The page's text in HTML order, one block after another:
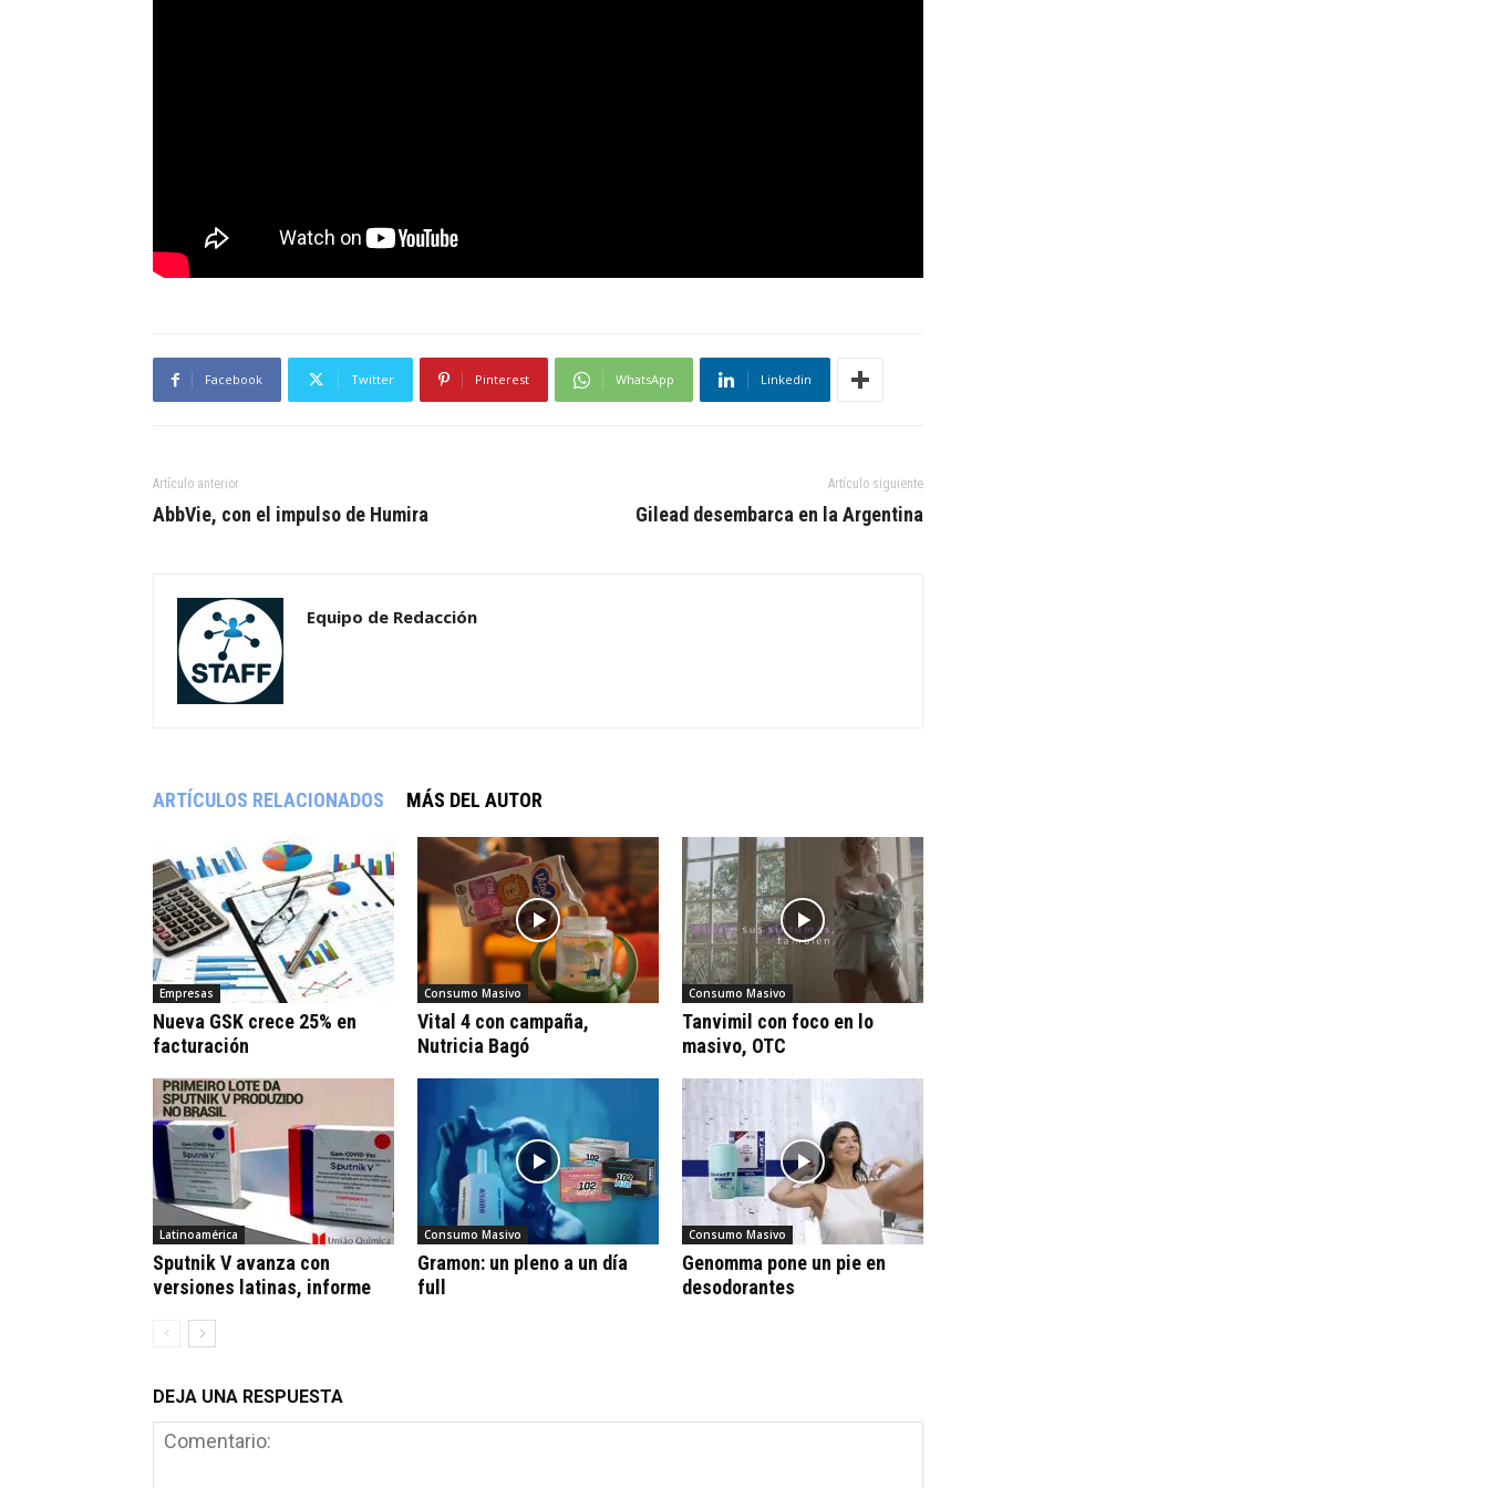
Facebook Twitter Pinterest WhatsApp Linkedin
Artículo anterior
AbbVie, con el impulso de Humira
Artículo siguiente
Gilead desembarca en la Argentina
Equipo de Redacción
ARTÍCULOS RELACIONADOS MÁS DEL AUTOR
Empresas
Nueva GSK crece 25% en
facturación
Consumo Masivo
Vital 4 con campaña,
Nutricia Bagó
Consumo Masivo
Tanvimil con foco en lo
masivo, OTC
Latinoamérica
Sputnik V avanza con
versiones latinas, informe
Consumo Masivo
Gramon: un pleno a un día
full
Consumo Masivo
Genomma pone un pie en
desodorantes
DEJA UNA RESPUESTA